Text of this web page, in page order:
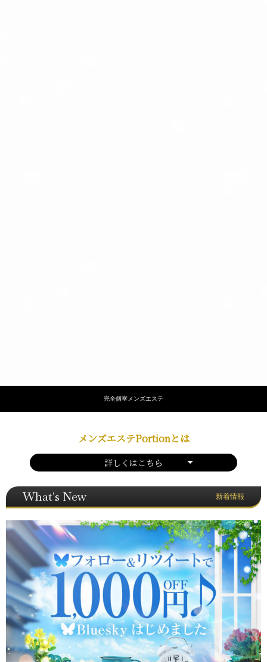
完全個室メンズエステ
メンズエステPortionとは
詳しくはこちら
What's New 新着情報